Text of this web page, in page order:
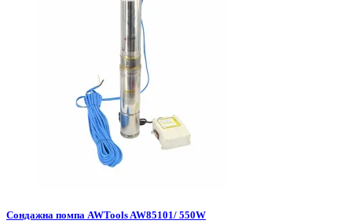
Сондажна помпа AWTools AW85101/ 550W